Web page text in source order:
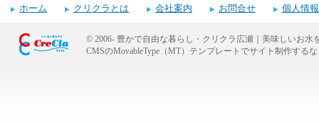
ホーム クリクラとは 会社案内 お問合せ 個人情
© 2006- 豊かで自由な暮らし・クリクラ広瀬｜美味しいお水
CMSのMovableType（MT）テンプレートでサイト制作する